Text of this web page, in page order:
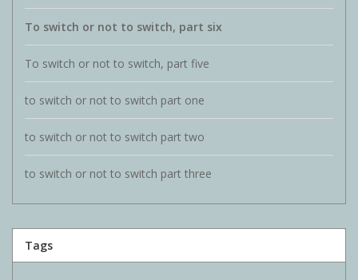
To switch or not to switch, part six
To switch or not to switch, part five
to switch or not to switch part one
to switch or not to switch part two
to switch or not to switch part three
Tags